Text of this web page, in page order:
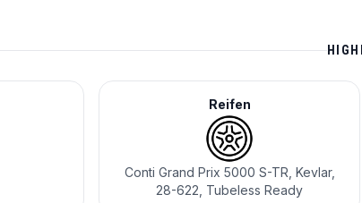
Reifen
Conti Grand Prix 5000 S-TR, Kevlar,
28-622, Tubeless Ready